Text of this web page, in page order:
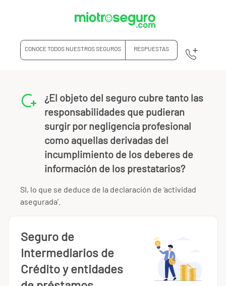
CONOCE TODOS NUESTROS SEGUROS RESPUESTAS
¿El objeto del seguro cubre tanto las
responsabilidades que pudieran
surgir por negligencia profesional
como aquellas derivadas del
incumplimiento de los deberes de
información de los prestatarios?
SI, lo que se deduce de la declaración de ‘actividad
asegurada’.
Seguro de
Intermediarios de
Crédito y entidades